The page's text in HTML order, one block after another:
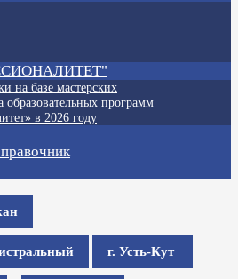
на базе мастерских
образовательных программ
в 2026 году
г. Усть-Кут